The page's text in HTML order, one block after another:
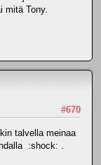
mitä Tony.
#670
talvella meinaa
:shock: .